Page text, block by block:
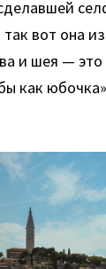
вот она
и шея —
как